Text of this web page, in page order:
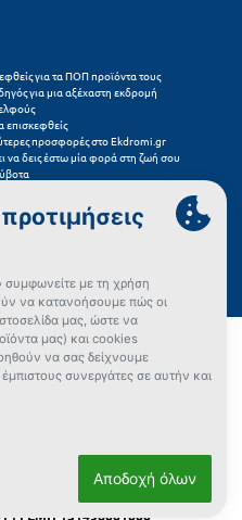
για τα ΠΟΠ προϊόντα τους
για μια αξέχαστη εκδρομή
επισκεφθείς
προσφορές στο Ekdromi.gr
να δεις έστω μία φορά στη ζωή σου
διακοπές
μια θέση στο feed σου
Προσωπικών Δεδομένων
μπορώ να αγοράσω;
| ΓΕΜΗ 151496001000